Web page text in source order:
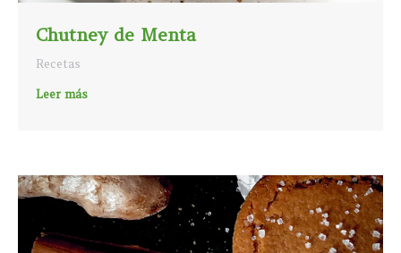
Chutney de Menta
Recetas
Leer más